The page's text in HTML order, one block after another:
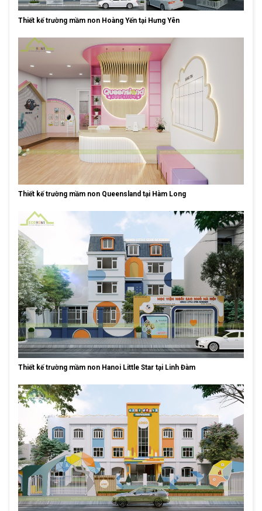
Thiết kế trường mầm non Hoàng Yến tại Hưng Yên
Thiết kế trường mầm non Queensland tại Hàm Long
Thiết kế trường mầm non Hanoi Little Star tại Linh Đàm